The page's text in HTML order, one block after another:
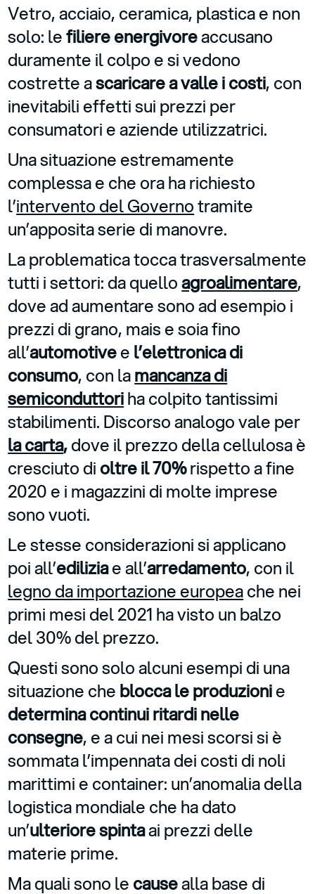
Vetro, acciaio, ceramica, plastica e non
solo: lefiliere energivoreaccusano
duramente il colpo e si vedono
costrette ascaricare a valle i costi, con
inevitabili effetti sui prezzi per
consumatori e aziende utilizzatrici.
Una situazione estremamente
complessa e che ora ha richiesto
l’intervento del Governotramite
un’apposita serie di manovre.
La problematica tocca trasversalmente
tutti i settori: da quelloagroalimentare,
dove ad aumentare sono ad esempio i
prezzi di grano, mais e soia fino
all’automotivee l’elettronica di
consumo, con lamancanza di
semiconduttoriha colpito tantissimi
stabilimenti. Discorso analogo vale per
la carta,dove il prezzo della cellulosa è
cresciuto di oltre il 70%rispetto a fine
2020 e i magazzini di molte imprese
sono vuoti.
Le stesse considerazioni si applicano
poi all’ediliziae all’arredamento, con il
legno da importazione europeache nei
primi mesi del 2021 ha visto un balzo
del 30% del prezzo.
Questi sono solo alcuni esempi di una
situazione che blocca le produzionie
determina continui ritardinelle
consegne, e a cui nei mesi scorsi si è
sommata l’impennata dei costi di noli
marittimi e container: un’anomalia della
logistica mondiale che ha dato
un’ulteriore spintaai prezzi delle
materie prime.
Ma quali sono le causealla base di